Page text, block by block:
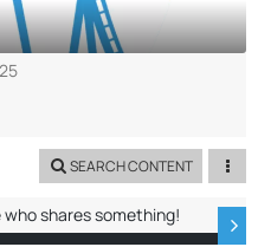
SEARCH CONTENT
RECENT ACTIVITY
who shares something!